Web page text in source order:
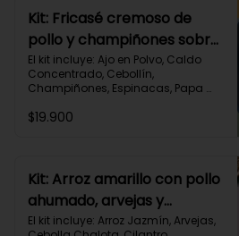
Kit: Fricasé cremoso de
pollo y champiñones sobre
puré de papa y espinacas-
152
El kit incluye: Ajo en Polvo, Caldo
Concentrado, Cebollín,
Champiñones, Espinacas, Papa
Pechuga de Pollo (foto 160g/p),
650 kcal	| Carbohidratos 52g |
Grasas 32g | Proteínas 41g
$19.900
Kit: Arroz amarillo con pollo
ahumado, arvejas y
cilantro-131
El kit incluye: Arroz Jazmín, Arvejas,